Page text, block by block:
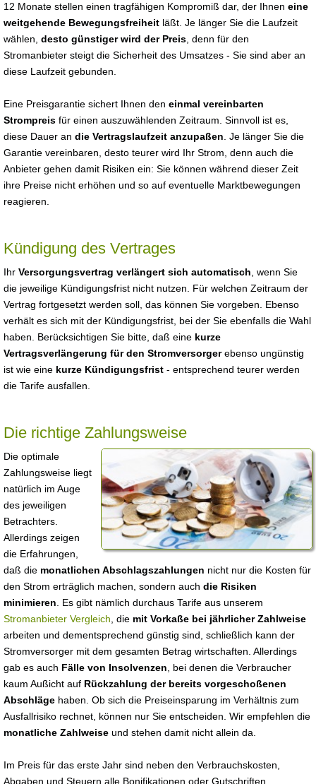
12 Monate stellen einen tragfähigen Kompromiß dar, der Ihnen eine
weitgehende Bewegungsfreiheit läßt. Je länger Sie die Laufzeit
wählen, desto günstiger wird der Preis , denn für den
Stromanbieter steigt die Sicherheit des Umsatzes - Sie sind aber an
diese Laufzeit gebunden.
Eine Preisgarantie sichert Ihnen den einmal vereinbarten
Strompreis für einen auszuwählenden Zeitraum. Sinnvoll ist es,
diese Dauer an die Vertragslaufzeit anzupaßen . Je länger Sie die
Garantie vereinbaren, desto teurer wird Ihr Strom, denn auch die
Anbieter gehen damit Risiken ein: Sie können während dieser Zeit
ihre Preise nicht erhöhen und so auf eventuelle Marktbewegungen
reagieren.
Kündigung des Vertrages
Ihr Versorgungsvertrag verlängert sich automatisch , wenn Sie
die jeweilige Kündigungsfrist nicht nutzen. Für welchen Zeitraum der
Vertrag fortgesetzt werden soll, das können Sie vorgeben. Ebenso
verhält es sich mit der Kündigungsfrist, bei der Sie ebenfalls die Wahl
haben. Berücksichtigen Sie bitte, daß eine kurze
Vertragsverlängerung für den Stromversorgerebenso ungünstig
ist wie eine kurze Kündigungsfrist - entsprechend teurer werden
die Tarife ausfallen.
Die richtige Zahlungsweise
Die optimale
Zahlungsweise liegt
natürlich im Auge
des jeweiligen
Betrachters.
Allerdings zeigen
die Erfahrungen,
daß die monatlichen Abschlagszahlungen nicht nur die Kosten für
den Strom erträglich machen, sondern auch die Risiken
minimieren . Es gibt nämlich durchaus Tarife aus unserem
Stromanbieter Vergleich , die mit Vorkaße bei jährlicher Zahlweise
arbeiten und dementsprechend günstig sind, schließlich kann der
Stromversorger mit dem gesamten Betrag wirtschaften. Allerdings
gab es auch Fälle von Insolvenzen , bei denen die Verbraucher
kaum Außicht auf Rückzahlung der bereits vorgeschoßenen
Abschläge haben. Ob sich die Preiseinsparung im Verhältnis zum
Ausfallrisiko rechnet, können nur Sie entscheiden. Wir empfehlen die
monatliche Zahlweise und stehen damit nicht allein da.
Im Preis für das erste Jahr sind neben den Verbrauchskosten,
Abgaben und Steuern alle Bonifikationen oder Gutschriften